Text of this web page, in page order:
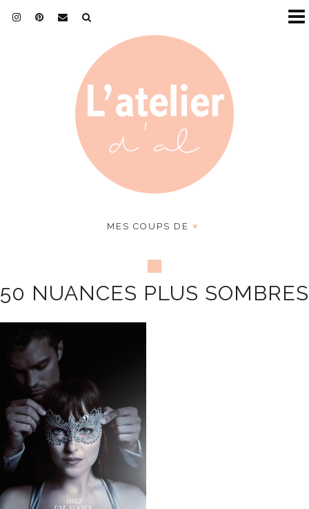
MES COUPS DE ♥
50 NUANCES PLUS SOMBRES